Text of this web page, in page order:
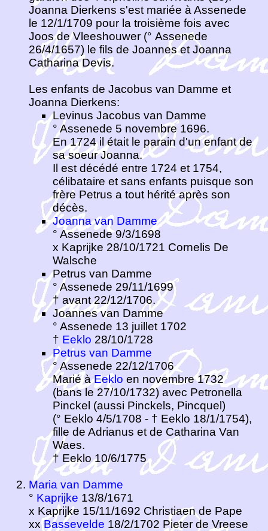
Joanna Dierkens s'est mariée à Assenede
le 12/1/1709 pour la troisième fois avec
Joos de Vleeshouwer (° Assenede
26/4/1657) le fils de Joannes et Joanna
Catharina Devis.
Les enfants de Jacobus van Damme et
Joanna Dierkens:
Levinus Jacobus van Damme
° Assenede 5 novembre 1696.
En 1724 il était le parain d'un enfant de
sa soeur Joanna.
Il est décédé entre 1724 et 1754,
célibataire et sans enfants puisque son
frère Petrus a tout hérité après son
décès.
Joanna van Damme
° Assenede 9/3/1698
x Kaprijke 28/10/1721 Cornelis De
Walsche
Petrus van Damme
° Assenede 29/11/1699
† avant 22/12/1706.
Joannes van Damme
° Assenede 13 juillet 1702
† Eeklo 28/10/1728
Petrus van Damme
° Assenede 22/12/1706
Marié àEeklo en novembre 1732
(bans le 27/10/1732) avec Petronella
Pinckel (aussi Pinckels, Pincquel)
(° Eeklo 4/5/1708 - † Eeklo 18/1/1754),
fille de Adrianus et de Catharina Van
Waes.
† Eeklo 10/6/1775
Maria van Damme
° Kaprijke 13/8/1671
x Kaprijke 15/11/1692 Christiaen de Pape
xxBassevelde 18/2/1702 Pieter de Vreese